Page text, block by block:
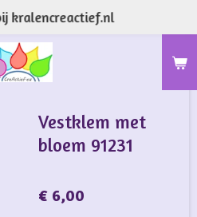
kralencreactief.nl
Vestklem met
bloem 91231
€ 6,00